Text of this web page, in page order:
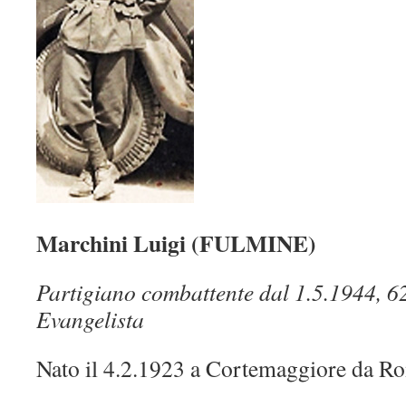
Marchini Luigi (FULMINE)
Partigiano combattente dal 1.5.1944,
Evangelista
Nato il 4.2.1923 a Cortemaggiore da